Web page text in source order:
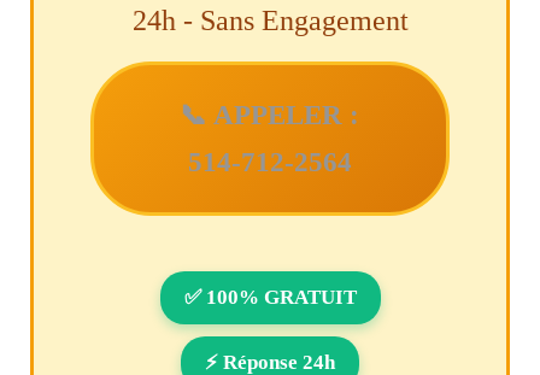
24h - Sans Engagement
📞 APPELER :
514-712-2564
✅ 100% GRATUIT
⚡ Réponse 24h